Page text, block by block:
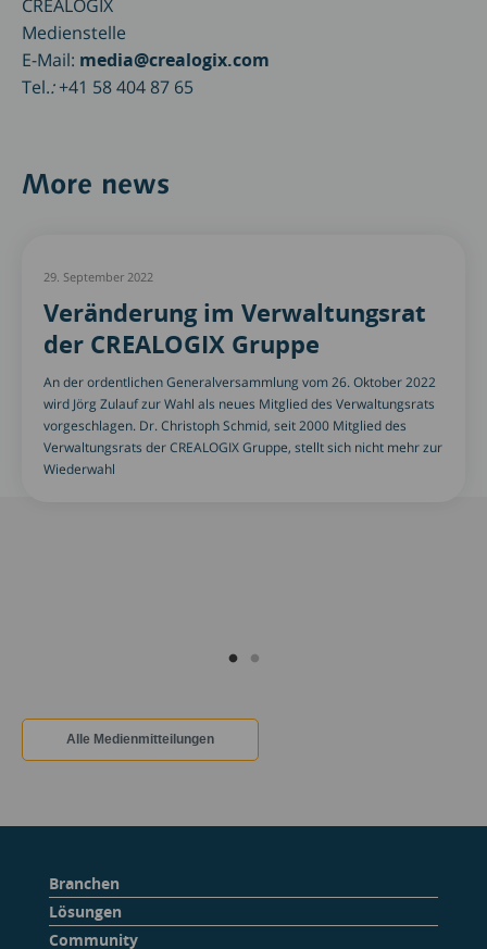
CREALOGIX
Medienstelle
E-Mail: media@crealogix.com
Tel.:+41 58 404 87 65
More news
29. September 2022
Veränderung im Verwaltungsrat
der CREALOGIX Gruppe
An der ordentlichen Generalversammlung vom 26. Oktober 2022
wird Jörg Zulauf zur Wahl als neues Mitglied des Verwaltungsrats
vorgeschlagen. Dr. Christoph Schmid, seit 2000 Mitglied des
Verwaltungsrats der CREALOGIX Gruppe, stellt sich nicht mehr zur
Wiederwahl
Alle Medienmitteilungen
Branchen
Lösungen
Community